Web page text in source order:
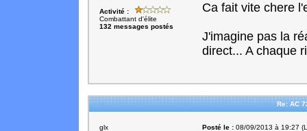
Activité :
Combattant d'élite
132 messages postés
Ca fait vite chere
J'imagine pas la
direct... A chaque
Re: AC
glx Posté le : 08/09/2013 à 19:27